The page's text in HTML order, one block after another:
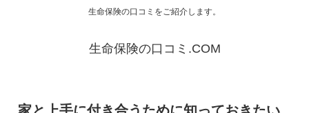
生命保険の口コミをご紹介します。
生命保険の口コミ.COM